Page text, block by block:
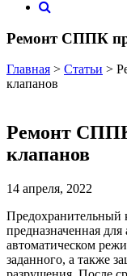
Ремонт СППК
Главная > Статьи >
клапанов
Ремонт
клапанов
14 апреля, 2022
Предохранительный
предназначенная
автоматическом
заданного, а также